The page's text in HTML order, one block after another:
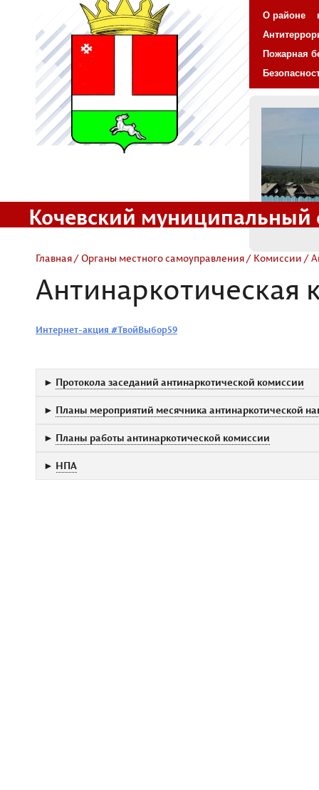
О районе
Пожарная
Кочевский муниципальный
Главная/Органы местного самоуправления/ Комиссии /
Антинаркотическая
Интернет-акция #ТвойВыбор59
► Протокола заседаний антинаркотической комиссии
► Планы мероприятий месячника антинаркотической
► Планы работы антинаркотической комиссии
► НПА